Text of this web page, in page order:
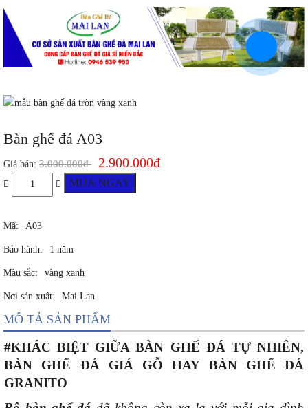
Bàn ghế đá A03
Giá bán: 3.000.000đ 2.900.000đ
MUA NGAY
Mã: A03
Bảo hành: 1 năm
Màu sắc: vàng xanh
Nơi sản xuất: Mai Lan
MÔ TẢ SẢN PHẨM
#KHÁC BIỆT GIỮA BÀN GHẾ ĐÁ TỰ NHIÊN,
BÀN GHẾ ĐÁ GIẢ GỖ HAY BÀN GHẾ ĐÁ
GRANITO